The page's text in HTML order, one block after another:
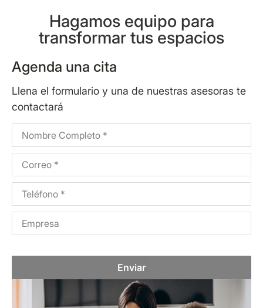
Hagamos equipo para
transformar tus espacios
Agenda una cita
Llena el formulario y una de nuestras asesoras te
contactará
Enviar